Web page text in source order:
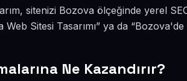
sitenizi Bozova ölçeğinde yerel
Web Sitesi Tasarımı” ya da
Ne Kazandırır?